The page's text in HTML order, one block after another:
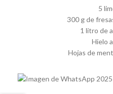
5
300 g de
1 litro de
Hielo
Hojas de